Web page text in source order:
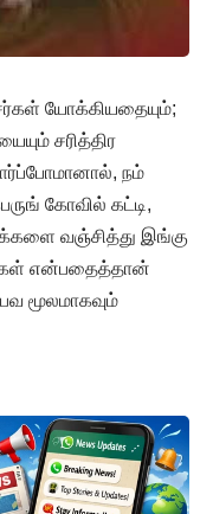
யோக்கியதையும்;
சரித்திர
நம்
கோவில் கட்டி,
வஞ்சித்து இங்கு
என்பதைத்தான்
மூலமாகவும்